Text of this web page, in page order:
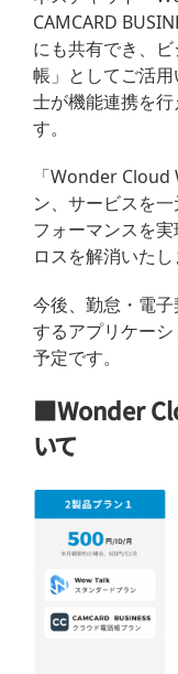
CAMCARD
にも共有でき、
帳」としてご活
士が機能連携を
す。
「Wonder
ン、サービスを
フォーマンスを
ロスを解消いたし
今後、勤怠・電
するアプリケー
予定です。
■Wonder
いて